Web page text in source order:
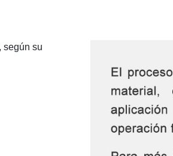
según su